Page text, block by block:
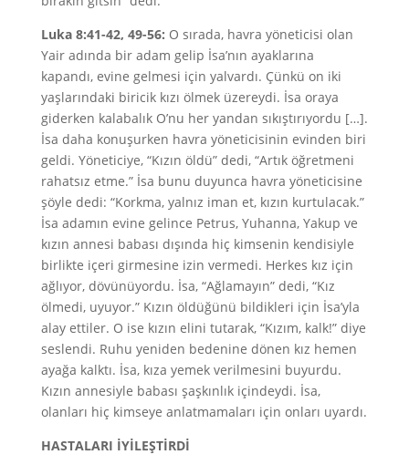
Luka 8:41-42, 49-56: O sırada, havra yöneticisi olan
Yair adında bir adam gelip İsa’nın ayaklarına
kapandı, evine gelmesi için yalvardı. Çünkü on iki
yaşlarındaki biricik kızı ölmek üzereydi. İsa oraya
giderken kalabalık O’nu her yandan sıkıştırıyordu […].
İsa daha konuşurken havra yöneticisinin evinden biri
geldi. Yöneticiye, “Kızın öldü” dedi, “Artık öğretmeni
rahatsız etme.” İsa bunu duyunca havra yöneticisine
şöyle dedi: “Korkma, yalnız iman et, kızın kurtulacak.”
İsa adamın evine gelince Petrus, Yuhanna, Yakup ve
kızın annesi babası dışında hiç kimsenin kendisiyle
birlikte içeri girmesine izin vermedi. Herkes kız için
ağlıyor, dövünüyordu. İsa, “Ağlamayın” dedi, “Kız
ölmedi, uyuyor.” Kızın öldüğünü bildikleri için İsa’yla
alay ettiler. O ise kızın elini tutarak, “Kızım, kalk!” diye
seslendi. Ruhu yeniden bedenine dönen kız hemen
ayağa kalktı. İsa, kıza yemek verilmesini buyurdu.
Kızın annesiyle babası şaşkınlık içindeydi. İsa,
olanları hiç kimseye anlatmamaları için onları uyardı.
HASTALARI İYİLEŞTİRDİ